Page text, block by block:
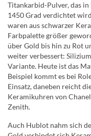
Titankarbid-Pulver, das
1450 Grad verdichtet
waren aus schwarzer
Farbpalette größer
über Gold bis hin zu Rot
weiter verbessert:
Variante. Heute ist das
Beispiel kommt es bei
Einsatz, daneben reicht
Keramikuhren von
Zenith.
Auch Hublot nahm sich